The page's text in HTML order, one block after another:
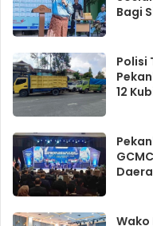
Bagi
Polisi
12
Wako